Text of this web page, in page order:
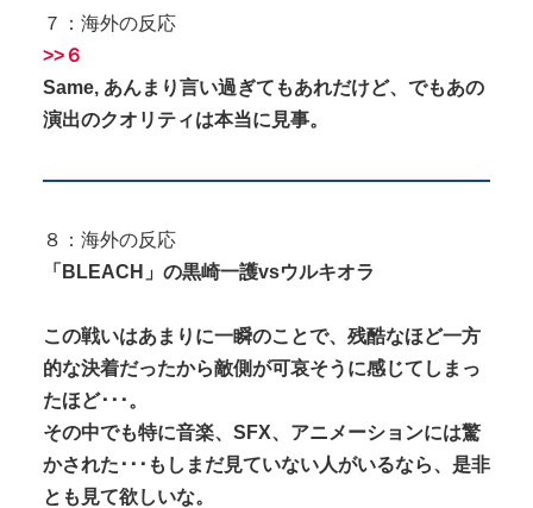
７：海外の反応
>>６
Same, あんまり言い過ぎてもあれだけど、でもあの
演出のクオリティは本当に見事。
８：海外の反応
「BLEACH」の黒崎一護vsウルキオラ
この戦いはあまりに一瞬のことで、残酷なほど一方
的な決着だったから敵側が可哀そうに感じてしまっ
たほど･･･。
その中でも特に音楽、SFX、アニメーションには驚
かされた･･･もしまだ見ていない人がいるなら、是非
とも見て欲しいな。